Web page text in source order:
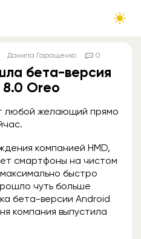
Данила Гаращенко 0
бета-версия
Oreo
любой желающий прямо
компанией HMD,
смартфоны на чистом
быстро
чуть больше
бета-версии Android
компания выпустила